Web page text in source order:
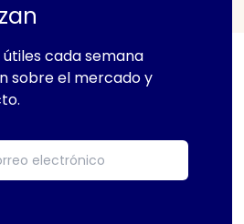
cada semana
sobre el mercado y